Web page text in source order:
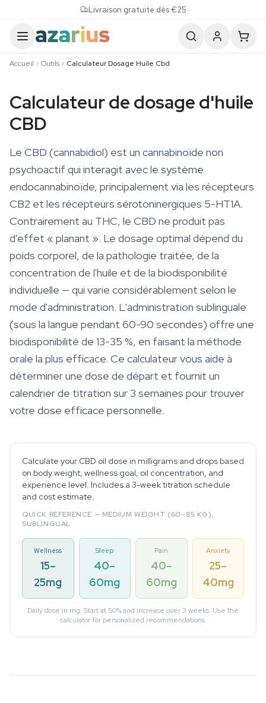
Livraison gratuite dès €25
Accueil Outils Calculateur Dosage Huile Cbd
Calculateur de dosage d'huile
CBD
Le CBD (cannabidiol) est un cannabinoïde non
psychoactif qui interagit avec le système
endocannabinoïde, principalement via les récepteurs
CB2 et les récepteurs sérotoninergiques 5-HT1A.
Contrairement au THC, le CBD ne produit pas
d'effet « planant ». Le dosage optimal dépend du
poids corporel, de la pathologie traitée, de la
concentration de l'huile et de la biodisponibilité
individuelle — qui varie considérablement selon le
mode d'administration. L'administration sublinguale
(sous la langue pendant 60-90 secondes) offre une
biodisponibilité de 13-35 %, en faisant la méthode
orale la plus efficace. Ce calculateur vous aide à
déterminer une dose de départ et fournit un
calendrier de titration sur 3 semaines pour trouver
votre dose efficace personnelle.
Calculate your CBD oil dose in milligrams and drops based
on body weight, wellness goal, oil concentration, and
experience level. Includes a 3-week titration schedule
and cost estimate.
QUICK REFERENCE — MEDIUM WEIGHT (60–85 KG),
SUBLINGUAL
Wellness
15–
25mg
Sleep
40–
60mg
Pain
40–
60mg
Anxiety
25–
40mg
Daily dose in mg. Start at 50% and increase over 3 weeks. Use the
calculator for personalized recommendations.